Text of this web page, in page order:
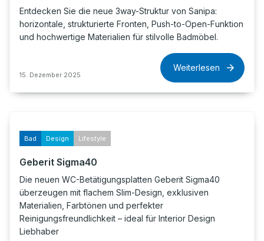
Entdecken Sie die neue 3way-Struktur von Sanipa:
horizontale, strukturierte Fronten, Push-to-Open-Funktion
und hochwertige Materialien für stilvolle Badmöbel.
15. Dezember 2025
Weiterlesen
Bad Design Lifestyle
Geberit Sigma40
Die neuen WC-Betätigungsplatten Geberit Sigma40
überzeugen mit flachem Slim-Design, exklusiven
Materialien, Farbtönen und perfekter
Reinigungsfreundlichkeit – ideal für Interior Design
Liebhaber